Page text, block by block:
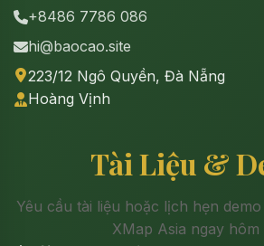
+8486 7786 086
hi@baocao.site
223/12 Ngô Quyền, Đà Nẵng
Hoàng Vịnh
Tài Liệu &
Yêu cầu tài liệu hoặc lịch hẹn
XMap Asia ngay hôm